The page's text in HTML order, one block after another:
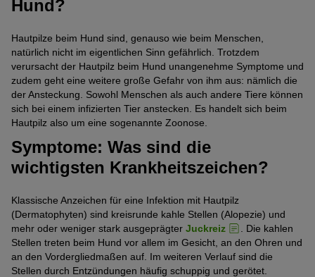
Hund?
Hautpilze beim Hund sind, genauso wie beim Menschen,
natürlich nicht im eigentlichen Sinn gefährlich. Trotzdem
verursacht der Hautpilz beim Hund unangenehme Symptome und
zudem geht eine weitere große Gefahr von ihm aus: nämlich die
der Ansteckung. Sowohl Menschen als auch andere Tiere können
sich bei einem infizierten Tier anstecken. Es handelt sich beim
Hautpilz also um eine sogenannte Zoonose.
Symptome: Was sind die
wichtigsten Krankheitszeichen?
Klassische Anzeichen für eine Infektion mit Hautpilz
(Dermatophyten) sind kreisrunde kahle Stellen (Alopezie) und
mehr oder weniger stark ausgeprägter Juckreiz
. Die kahlen
Stellen treten beim Hund vor allem im Gesicht, an den Ohren und
an den Vordergliedmaßen auf. Im weiteren Verlauf sind die
Stellen durch Entzündungen häufig schuppig und gerötet.